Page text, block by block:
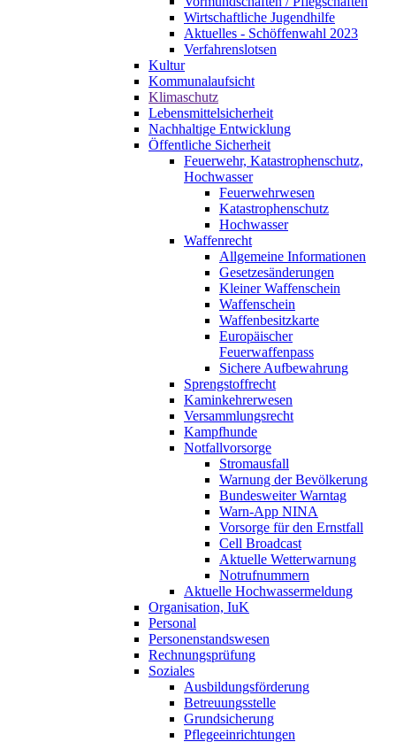
Wirtschaftliche Jugendhilfe
Aktuelles - Schöffenwahl 2023
Verfahrenslotsen
Kultur
Kommunalaufsicht
Klimaschutz
Lebensmittelsicherheit
Nachhaltige Entwicklung
Öffentliche Sicherheit
Feuerwehr, Katastrophenschutz,
Hochwasser
Feuerwehrwesen
Katastrophenschutz
Hochwasser
Waffenrecht
Allgemeine Informationen
Gesetzesänderungen
Kleiner Waffenschein
Waffenschein
Waffenbesitzkarte
Europäischer
Feuerwaffenpass
Sichere Aufbewahrung
Sprengstoffrecht
Kaminkehrerwesen
Versammlungsrecht
Kampfhunde
Notfallvorsorge
Stromausfall
Warnung der Bevölkerung
Bundesweiter Warntag
Warn-App NINA
Vorsorge für den Ernstfall
Cell Broadcast
Aktuelle Wetterwarnung
Notrufnummern
Aktuelle Hochwassermeldung
Organisation, IuK
Personal
Personenstandswesen
Rechnungsprüfung
Soziales
Ausbildungsförderung
Betreuungsstelle
Grundsicherung
Pflegeeinrichtungen